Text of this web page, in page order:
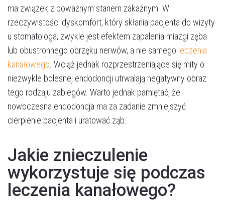
ma związek z poważnym stanem zakaźnym. W
rzeczywistości dyskomfort, który skłania pacjenta do wizyty
u stomatologa, zwykle jest efektem zapalenia miazgi zęba
lub obustronnego obrzęku nerwów, a nie samego leczenia
kanałowego . Wciąż jednak rozprzestrzeniające się mity o
niezwykle bolesnej endodoncji utrwalają negatywny obraz
tego rodzaju zabiegów. Warto jednak pamiętać, że
nowoczesna endodoncja ma za zadanie zmniejszyć
cierpienie pacjenta i uratować ząb.
Jakie znieczulenie
wykorzystuje się podczas
leczenia kanałowego?